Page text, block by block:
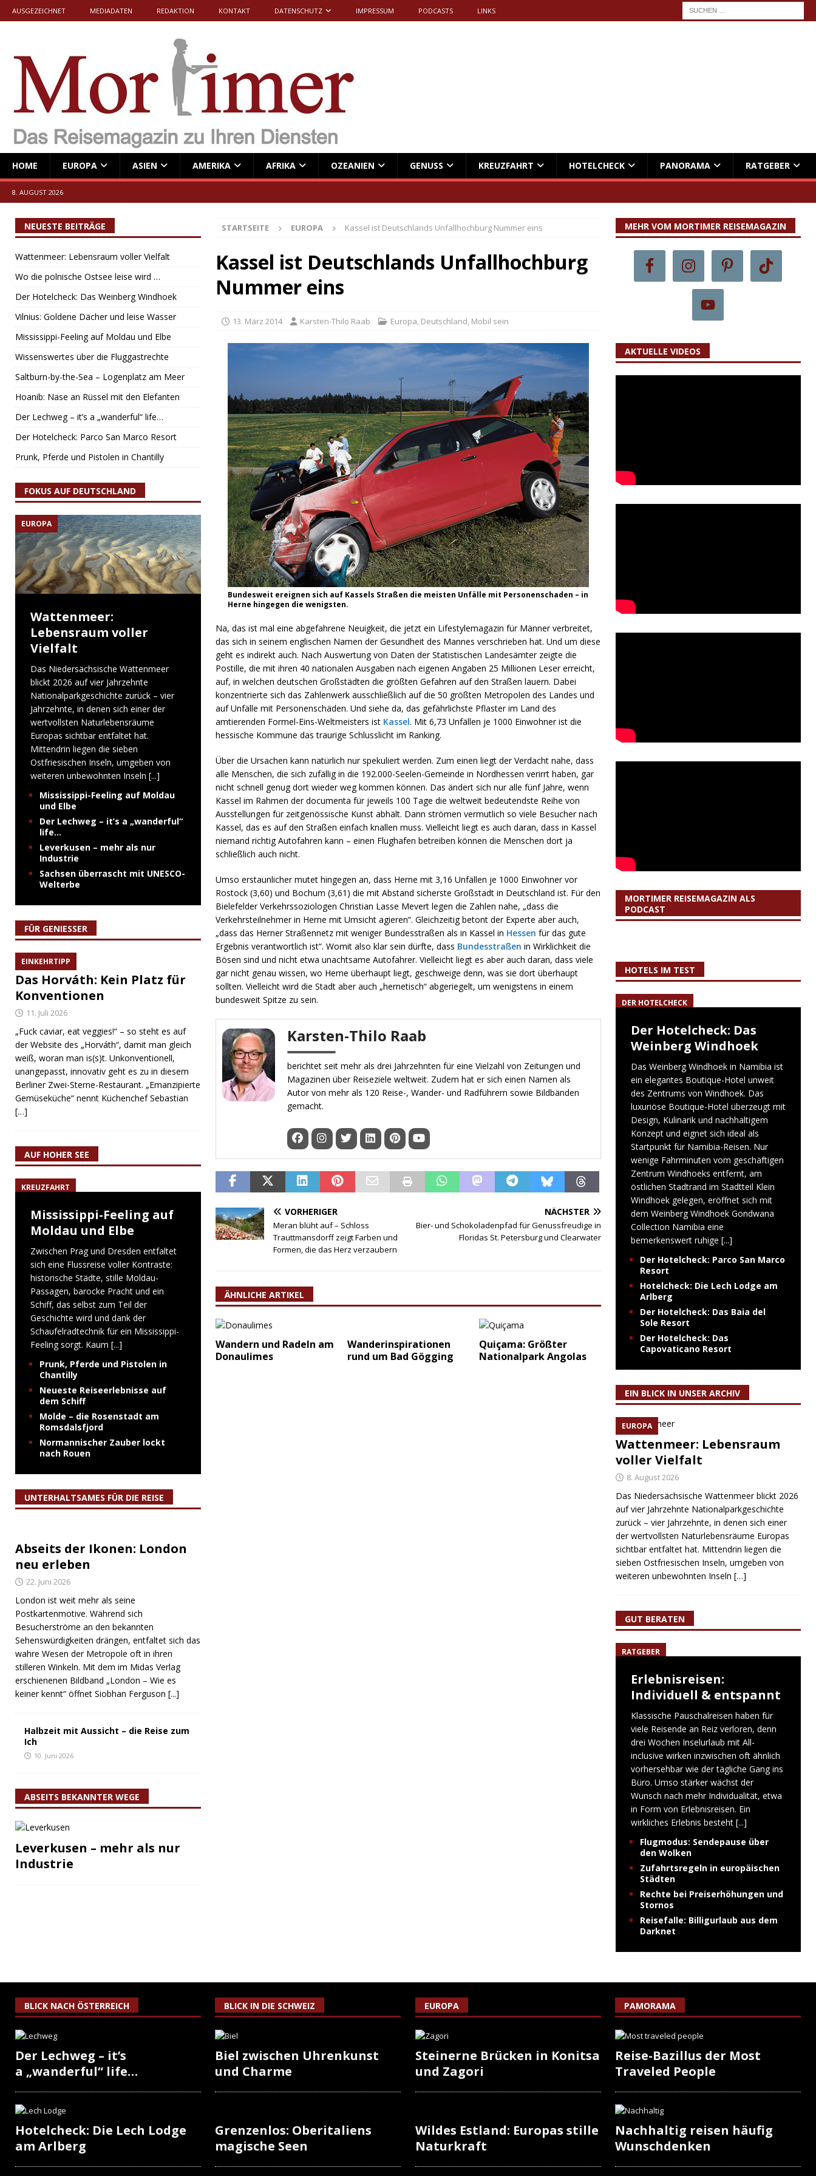
AUSGEZEICHNET MEDIADATEN REDAKTION KONTAKT DATENSCHUTZ IMPRESSUM PODCASTS LINKS
HOME EUROPA ASIEN AMERIKA AFRIKA OZEANIEN GENUSS KREUZFAHRT HOTELCHECK PANORAMA RATGEBER
8. AUGUST 2026
STARTSEITE EUROPA Kassel ist Deutschlands Unfallhochburg Nummer eins
Kassel ist Deutschlands Unfallhochburg
Nummer eins
13. März 2014 Karsten-Thilo Raab Europa, Deutschland, Mobil sein
Bundesweit ereignen sich auf Kassels Straßen die meisten Unfälle mit Personenschaden – in
Herne hingegen die wenigsten.
Na, das ist mal eine abgefahrene Neuigkeit, die jetzt ein Lifestylemagazin für Männer verbreitet,
das sich in seinem englischen Namen der Gesundheit des Mannes verschrieben hat. Und um diese
geht es indirekt auch. Nach Auswertung von Daten der Statistischen Landesämter zeigte die
Postille, die mit ihren 40 nationalen Ausgaben nach eigenen Angaben 25 Millionen Leser erreicht,
auf, in welchen deutschen Großstädten die größten Gefahren auf den Straßen lauern. Dabei
konzentrierte sich das Zahlenwerk ausschließlich auf die 50 größten Metropolen des Landes und
auf Unfälle mit Personenschäden. Und siehe da, das gefährlichste Pflaster im Land des
amtierenden Formel-Eins-Weltmeisters ist Kassel. Mit 6,73 Unfällen je 1000 Einwohner ist die
hessische Kommune das traurige Schlusslicht im Ranking.
Über die Ursachen kann natürlich nur spekuliert werden. Zum einen liegt der Verdacht nahe, dass
alle Menschen, die sich zufällig in die 192.000-Seelen-Gemeinde in Nordhessen verirrt haben, gar
nicht schnell genug dort wieder weg kommen können. Das ändert sich nur alle fünf Jahre, wenn
Kassel im Rahmen der documenta für jeweils 100 Tage die weltweit bedeutendste Reihe von
Ausstellungen für zeitgenössische Kunst abhält. Dann strömen vermutlich so viele Besucher nach
Kassel, das es auf den Straßen einfach knallen muss. Vielleicht liegt es auch daran, dass in Kassel
niemand richtig Autofahren kann – einen Flughafen betreiben können die Menschen dort ja
schließlich auch nicht.
Umso erstaunlicher mutet hingegen an, dass Herne mit 3,16 Unfällen je 1000 Einwohner vor
Rostock (3,60) und Bochum (3,61) die mit Abstand sicherste Großstadt in Deutschland ist. Für den
Bielefelder Verkehrssoziologen Christian Lasse Mevert legen die Zahlen nahe, „dass die
Verkehrsteilnehmer in Herne mit Umsicht agieren“. Gleichzeitig betont der Experte aber auch,
„dass das Herner Straßennetz mit weniger Bundesstraßen als in Kassel in Hessen für das gute
Ergebnis verantwortlich ist“. Womit also klar sein dürfte, dass Bundesstraßen in Wirklichkeit die
Bösen sind und nicht etwa unachtsame Autofahrer. Vielleicht liegt es aber auch daran, dass viele
gar nicht genau wissen, wo Herne überhaupt liegt, geschweige denn, was sie dort überhaupt
sollten. Vielleicht wird die Stadt aber auch „hernetisch“ abgeriegelt, um wenigstens in einem
bundesweit Spitze zu sein.
Karsten-Thilo Raab
berichtet seit mehr als drei Jahrzehnten für eine Vielzahl von Zeitungen und
Magazinen über Reiseziele weltweit. Zudem hat er sich einen Namen als
Autor von mehr als 120 Reise-, Wander- und Radführern sowie Bildbänden
gemacht.
VORHERIGER
Meran blüht auf – Schloss
Trauttmansdorff zeigt Farben und
Formen, die das Herz verzaubern
NÄCHSTER
Bier- und Schokoladenpfad für Genussfreudige in
Floridas St. Petersburg und Clearwater
ÄHNLICHE ARTIKEL
Wandern und Radeln am
Donaulimes
Wanderinspirationen
rund um Bad Gögging
Quiçama: Größter
Nationalpark Angolas
NEUESTE BEITRÄGE
Wattenmeer: Lebensraum voller Vielfalt
Wo die polnische Ostsee leise wird …
Der Hotelcheck: Das Weinberg Windhoek
Vilnius: Goldene Dächer und leise Wasser
Mississippi-Feeling auf Moldau und Elbe
Wissenswertes über die Fluggastrechte
Saltburn-by-the-Sea – Logenplatz am Meer
Hoanib: Nase an Rüssel mit den Elefanten
Der Lechweg – it’s a „wanderful“ life…
Der Hotelcheck: Parco San Marco Resort
Prunk, Pferde und Pistolen in Chantilly
FOKUS AUF DEUTSCHLAND
EUROPA
Wattenmeer:
Lebensraum voller
Vielfalt
Das Niedersächsische Wattenmeer
blickt 2026 auf vier Jahrzehnte
Nationalparkgeschichte zurück – vier
Jahrzehnte, in denen sich einer der
wertvollsten Naturlebensräume
Europas sichtbar entfaltet hat.
Mittendrin liegen die sieben
Ostfriesischen Inseln, umgeben von
weiteren unbewohnten Inseln [...]
Mississippi-Feeling auf Moldau
und Elbe
Der Lechweg – it’s a „wanderful“
life…
Leverkusen – mehr als nur
Industrie
Sachsen überrascht mit UNESCO-
Welterbe
FÜR GENIESSER
EINKEHRTIPP
Das Horváth: Kein Platz für
Konventionen
11. Juli 2026
„Fuck caviar, eat veggies!“ – so steht es auf
der Website des „Horváth“, damit man gleich
weiß, woran man is(s)t. Unkonventionell,
unangepasst, innovativ geht es zu in diesem
Berliner Zwei-Sterne-Restaurant. „Emanzipierte
Gemüseküche“ nennt Küchenchef Sebastian
[…]
AUF HOHER SEE
KREUZFAHRT
Mississippi-Feeling auf
Moldau und Elbe
Zwischen Prag und Dresden entfaltet
sich eine Flussreise voller Kontraste:
historische Städte, stille Moldau-
Passagen, barocke Pracht und ein
Schiff, das selbst zum Teil der
Geschichte wird und dank der
Schaufelradtechnik für ein Mississippi-
Feeling sorgt. Kaum [...]
Prunk, Pferde und Pistolen in
Chantilly
Neueste Reiseerlebnisse auf
dem Schiff
Molde – die Rosenstadt am
Romsdalsfjord
Normannischer Zauber lockt
nach Rouen
UNTERHALTSAMES FÜR DIE REISE
Abseits der Ikonen: London
neu erleben
22. Juni 2026
London ist weit mehr als seine
Postkartenmotive. Während sich
Besucherströme an den bekannten
Sehenswürdigkeiten drängen, entfaltet sich das
wahre Wesen der Metropole oft in ihren
stilleren Winkeln. Mit dem im Midas Verlag
erschienenen Bildband „London – Wie es
keiner kennt“ öffnet Siobhan Ferguson [...]
Halbzeit mit Aussicht – die Reise zum
Ich
10. Juni 2026
ABSEITS BEKANNTER WEGE
Leverkusen – mehr als nur
Industrie
MEHR VOM MORTIMER REISEMAGAZIN
AKTUELLE VIDEOS
MORTIMER REISEMAGAZIN ALS
PODCAST
HOTELS IM TEST
DER HOTELCHECK
Der Hotelcheck: Das
Weinberg Windhoek
Das Weinberg Windhoek in Namibia ist
ein elegantes Boutique-Hotel unweit
des Zentrums von Windhoek. Das
luxuriöse Boutique-Hotel überzeugt mit
Design, Kulinarik und nachhaltigem
Konzept und eignet sich ideal als
Startpunkt für Namibia-Reisen. Nur
wenige Fahrminuten vom geschäftigen
Zentrum Windhoeks entfernt, am
östlichen Stadtrand im Stadtteil Klein
Windhoek gelegen, eröffnet sich mit
dem Weinberg Windhoek Gondwana
Collection Namibia eine
bemerkenswert ruhige [...]
Der Hotelcheck: Parco San Marco
Resort
Hotelcheck: Die Lech Lodge am
Arlberg
Der Hotelcheck: Das Baia del
Sole Resort
Der Hotelcheck: Das
Capovaticano Resort
EIN BLICK IN UNSER ARCHIV
EUROPA
Wattenmeer: Lebensraum
voller Vielfalt
8. August 2026
Das Niedersächsische Wattenmeer blickt 2026
auf vier Jahrzehnte Nationalparkgeschichte
zurück – vier Jahrzehnte, in denen sich einer
der wertvollsten Naturlebensräume Europas
sichtbar entfaltet hat. Mittendrin liegen die
sieben Ostfriesischen Inseln, umgeben von
weiteren unbewohnten Inseln […]
GUT BERATEN
RATGEBER
Erlebnisreisen:
Individuell & entspannt
Klassische Pauschalreisen haben für
viele Reisende an Reiz verloren, denn
drei Wochen Inselurlaub mit All-
inclusive wirken inzwischen oft ähnlich
vorhersehbar wie der tägliche Gang ins
Büro. Umso stärker wächst der
Wunsch nach mehr Individualität, etwa
in Form von Erlebnisreisen. Ein
wirkliches Erlebnis besteht [...]
Flugmodus: Sendepause über
den Wolken
Zufahrtsregeln in europäischen
Städten
Rechte bei Preiserhöhungen und
Stornos
Reisefalle: Billigurlaub aus dem
Darknet
BLICK NACH ÖSTERREICH
Der Lechweg – it’s
a „wanderful“ life…
Hotelcheck: Die Lech Lodge
am Arlberg
BLICK IN DIE SCHWEIZ
Biel zwischen Uhrenkunst
und Charme
Grenzenlos: Oberitaliens
magische Seen
EUROPA
Steinerne Brücken in Konitsa
und Zagori
Wildes Estland: Europas stille
Naturkraft
PAMORAMA
Reise-Bazillus der Most
Traveled People
Nachhaltig reisen häufig
Wunschdenken